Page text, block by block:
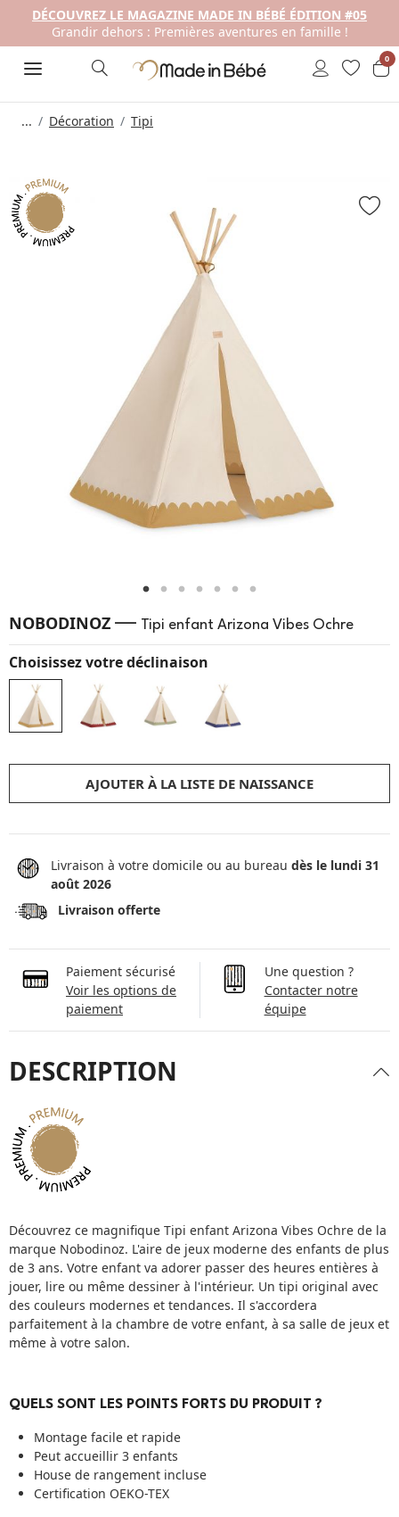
DÉCOUVREZ LE MAGAZINE MADE IN BÉBÉ ÉDITION #05
Grandir dehors : Premières aventures en famille !
0
... Décoration Tipi
NOBODINOZ — Tipi enfant Arizona Vibes Ochre
Choisissez votre déclinaison
AJOUTER À LA LISTE DE NAISSANCE
Livraison à votre domicile ou au bureaudès le lundi 31
août 2026
Livraison offerte
Paiement sécurisé
Voir les options de
paiement
Une question ?
Contacter notre
équipe
DESCRIPTION
Découvrez ce magnifique Tipi enfant Arizona Vibes Ochre de la
marque Nobodinoz. L'aire de jeux moderne des enfants de plus
de 3 ans. Votre enfant va adorer passer des heures entières à
jouer, lire ou même dessiner à l'intérieur. Un tipi original avec
des couleurs modernes et tendances. Il s'accordera
parfaitement à la chambre de votre enfant, à sa salle de jeux et
même à votre salon.
QUELS SONT LES POINTS FORTS DU PRODUIT ?
Montage facile et rapide
Peut accueillir 3 enfants
House de rangement incluse
Certification OEKO-TEX